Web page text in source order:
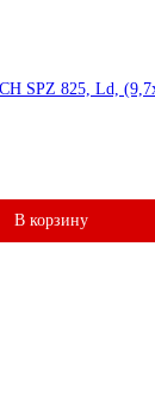
SPZ 825, Ld,
В корзину